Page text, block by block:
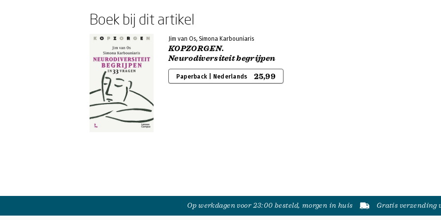
Boek bij dit artikel
Jim van Os, Simona Karbouniaris
KOPZORGEN.
Neurodiversiteit begrijpen
Paperback | Nederlands 25,99
Op werkdagen voor 23:00 besteld, morgen in huis Gratis verzending